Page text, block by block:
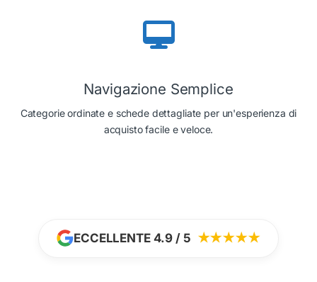
Navigazione Semplice
Categorie ordinate e schede dettagliate per un'esperienza di
acquisto facile e veloce.
ECCELLENTE 4.9 / 5 ★★★★★